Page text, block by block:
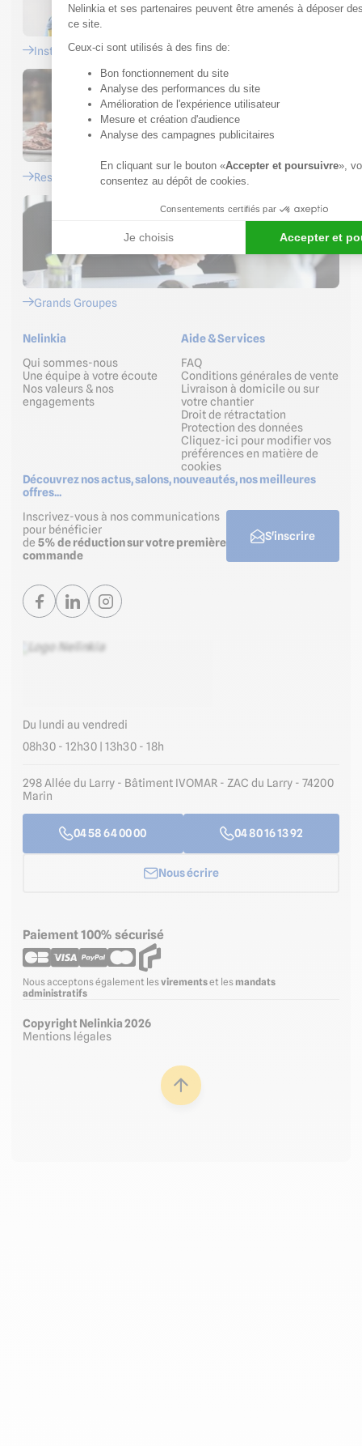
Installateurs
Restaurateurs
Grands Groupes
Du lundi au vendredi
08h30 - 12h30 | 13h30 - 18h
298 Allée du Larry - Bâtiment IVOMAR - ZAC du Larry - 74200
Marin
04 58 64 00 00 04 80 16 13 92
Nous écrire
Nelinkia
Qui sommes-nous
Une équipe à votre écoute
Nos valeurs & nos
engagements
Aide & Services
FAQ
Conditions générales de vente
Livraison à domicile ou sur
votre chantier
Droit de rétractation
Protection des données
Cliquez-ici pour modifier vos
préférences en matière de
cookies
Découvrez nos actus, salons, nouveautés, nos meilleures
offres...
Inscrivez-vous à nos communications
pour bénéficier
de 5% de réduction sur votre première
commande
S'inscrire
Paiement 100% sécurisé
Nous acceptons également lesvirementset les mandats
administratifs
Copyright Nelinkia 2026
Mentions légales
Nelinkia et ses partenaires peuvent être amenés à déposer
ce site.
Ceux-ci sont utilisés à des fins de:
Bon fonctionnement du site
Analyse des performances du site
Amélioration de l'expérience utilisateur
Mesure et création d'audience
Analyse des campagnes publicitaires
En cliquant sur le bouton «Accepter et poursuivre»,
consentez au dépôt de cookies.
Consentements certifiés par
Je choisis Accepter et
Axeptio consent